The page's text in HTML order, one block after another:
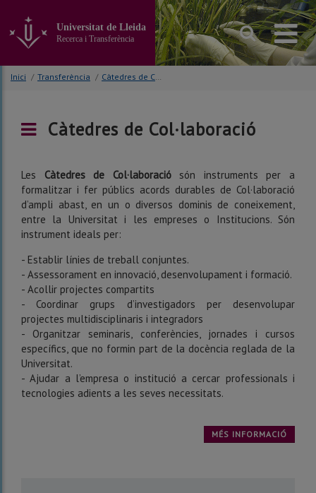
contingut
principal
de
Universitat de Lleida
Recerca i Transferència
Inici / Transferència / Càtedres de Col·laboració
Càtedres de Col·laboració
Les Càtedres de Col·laboraciósón instruments per a
formalitzar i fer públics acords durables de Col·laboració
d’ampli abast, en un o diversos dominis de coneixement,
entre la Universitat i les empreses o Institucions. Són
instrument ideals per:
- Establir línies de treball conjuntes.
- Assessorament en innovació, desenvolupament i formació.
- Acollir projectes compartits
- Coordinar grups d’investigadors per desenvolupar
projectes multidisciplinaris i integradors
- Organitzar seminaris, conferències, jornades i cursos
específics, que no formin part de la docència reglada de la
Universitat.
- Ajudar a l’empresa o institució a cercar professionals i
tecnologies adients a les seves necessitats.
MÉS INFORMACIÓ